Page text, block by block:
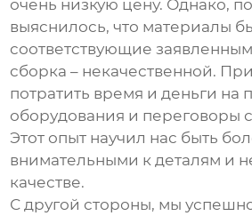
очень низкую цену. Однако,
выяснилось, что материалы
соответствующие
сборка – некачественной.
потратить время и деньги на
оборудования и переговоры
Этот опыт научил нас быть
внимательными к деталям и
качестве.
С другой стороны, мы